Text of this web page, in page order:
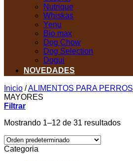
Nutrique
Whiskas
Yenu
Bio max
Dog Chow
Dog Selection
Dogui
NOVEDADES
Inicio /ALIMENTOS PARA PERROS
MAYORES
Filtrar
Mostrando 1–12 de 31 resultados
Categoria